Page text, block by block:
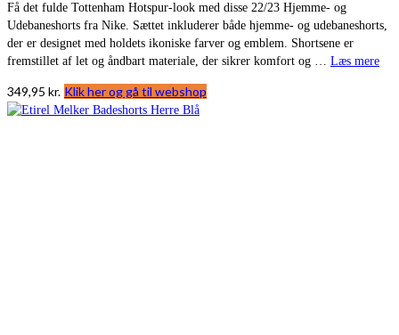
Få det fulde Tottenham Hotspur-look med disse 22/23 Hjemme- og
Udebaneshorts fra Nike. Sættet inkluderer både hjemme- og udebaneshorts,
der er designet med holdets ikoniske farver og emblem. Shortsene er
fremstillet af let og åndbart materiale, der sikrer komfort og … Læs mere
349,95 kr. Klik her og gå til webshop